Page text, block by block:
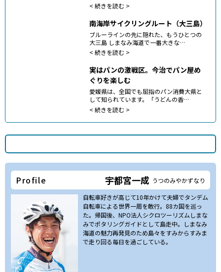
< 続きを読む >
南海岸サイクリングルート（大三島）
ブルーラインの先に隠れた、もうひとつの
大三島 しまなみ海道で一番大きな…
< 続きを読む >
実はパンの激戦区。今治でパン屋め
ぐりを楽しむ
愛媛県は、全国でも屈指のパン消費大県と
して知られています。「うどんの香…
< 続きを読む >
Profile 宇都宮一成 うつのみやかずなり
自転車好きが高じて10年かけて夫婦でタンデム
自転車による世界一周を敢行。88カ国を巡っ
た。帰国後、NPO法人シクロツーリズムしまな
みでポタリングガイドとして島走中。しまなみ
海道の魅力再発見のため島々をすみからすみま
で走り回る毎日を過ごしている。